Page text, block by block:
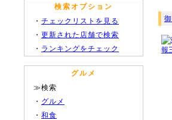
検索オプション
・ チェックリストを見る
・ 更新された店舗で検索
・ ランキングをチェック
グルメ
≫検索
・ グルメ
・ 和食